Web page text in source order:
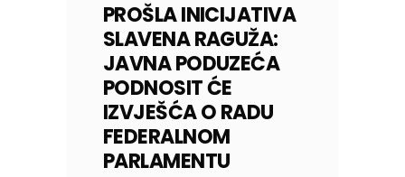
PROŠLA INICIJATIVA
SLAVENA RAGUŽA:
JAVNA PODUZEĆA
PODNOSIT ĆE
IZVJEŠĆA O RADU
FEDERALNOM
PARLAMENTU